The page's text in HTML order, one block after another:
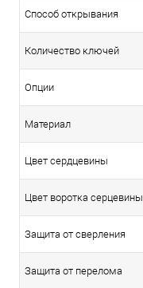
Способ открывания
Количество ключей
Опции
Материал
Цвет сердцевины
Цвет воротка серцевины
Защита от сверления
Защита от перелома